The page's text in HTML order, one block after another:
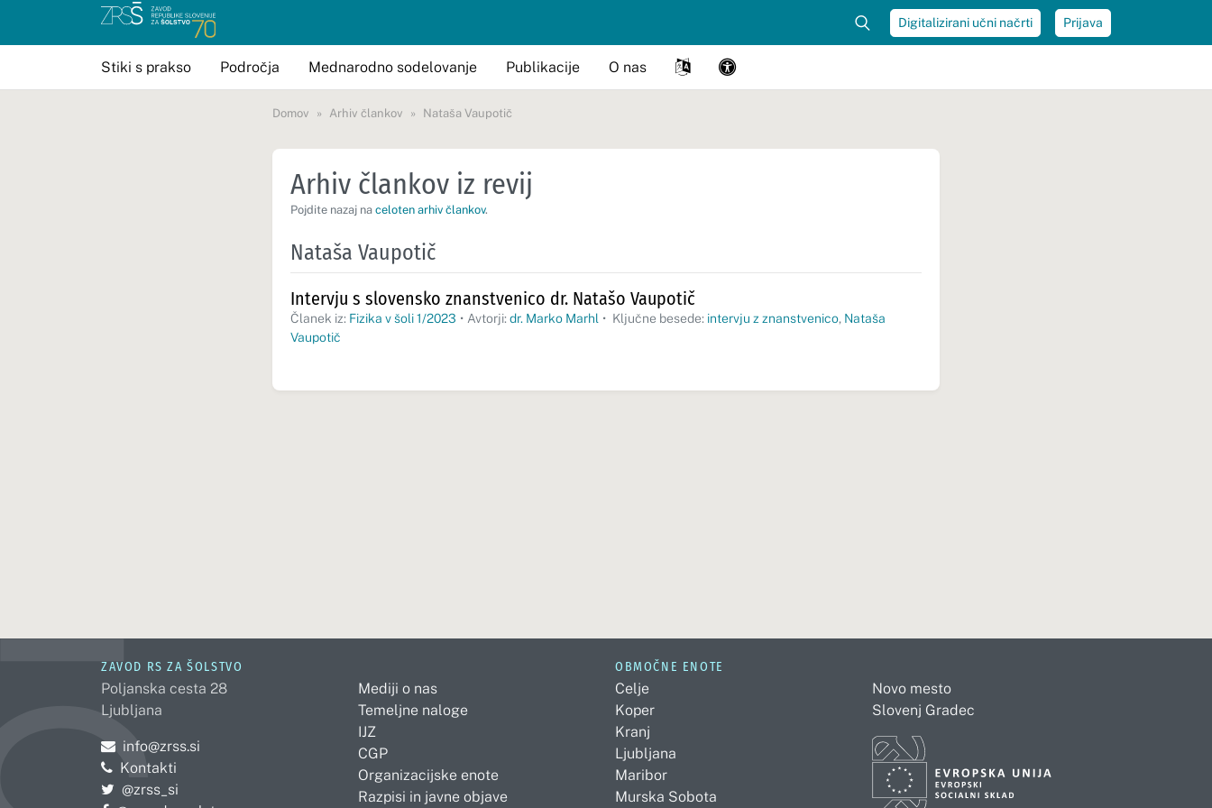
Digitalizirani učni načrti Prijava
Stiki s prakso Področja Mednarodno sodelovanje Publikacije O nas
Domov Arhiv člankov Nataša Vaupotič
Arhiv člankov iz revij
Pojdite nazaj na celoten arhiv člankov.
Nataša Vaupotič
Intervju s slovensko znanstvenico dr. Natašo Vaupotič
Članek iz: Fizika v šoli 1/2023 • Avtorji: dr. Marko Marhl • Ključne besede: intervju z znanstvenico, Nataša
Vaupotič
ZAVOD RS ZA ŠOLSTVO
Poljanska cesta 28
Ljubljana
Pošljite e-mail na
info@zrss.si
Kontakti
Pojdite na Twitter:
@zrss_si
Mediji o nas
Temeljne naloge
IJZ
CGP
Organizacijske enote
Razpisi in javne objave
OBMOČNE ENOTE
Celje
Koper
Kranj
Ljubljana
Maribor
Murska Sobota
Novo mesto
Slovenj Gradec